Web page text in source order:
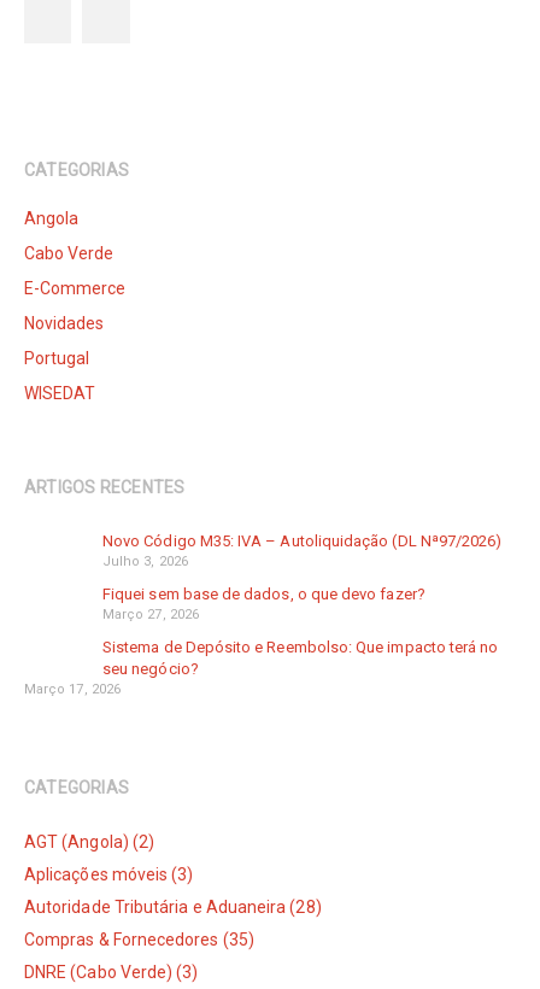
CATEGORIAS
Angola
Cabo Verde
E-Commerce
Novidades
Portugal
WISEDAT
ARTIGOS RECENTES
Novo Código M35: IVA – Autoliquidação (DL Nª97/2026)
Julho 3, 2026
Fiquei sem base de dados, o que devo fazer?
Março 27, 2026
Sistema de Depósito e Reembolso: Que impacto terá no
seu negócio?
Março 17, 2026
CATEGORIAS
AGT (Angola) (2)
Aplicações móveis (3)
Autoridade Tributária e Aduaneira (28)
Compras & Fornecedores (35)
DNRE (Cabo Verde) (3)